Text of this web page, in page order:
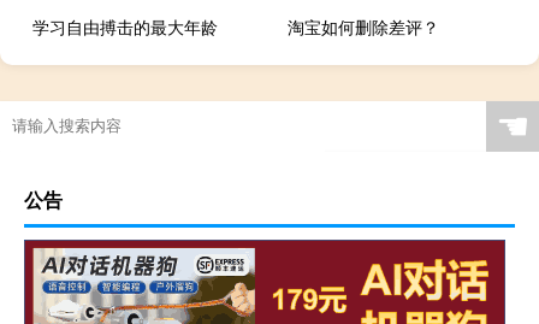
学习自由搏击的最大年龄
淘宝如何删除差评？
☚
公告